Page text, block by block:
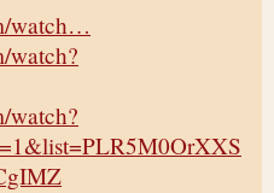
watch…
watch?
watch?